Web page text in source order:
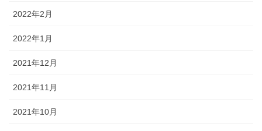
2022年2月
2022年1月
2021年12月
2021年11月
2021年10月